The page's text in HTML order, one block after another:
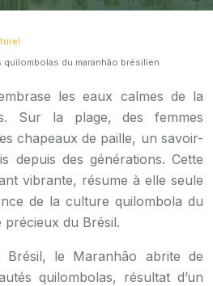
du maranhão brésilien
Sur la plage, des femmes
chapeaux de paille, un savoir-
depuis des générations. Cette
vibrante, résume à elle seule
de la culture quilombola du
du Brésil.
le Maranhão abrite de
quilombolas, résultat d’un